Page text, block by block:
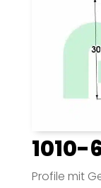
1010-
Profile mit